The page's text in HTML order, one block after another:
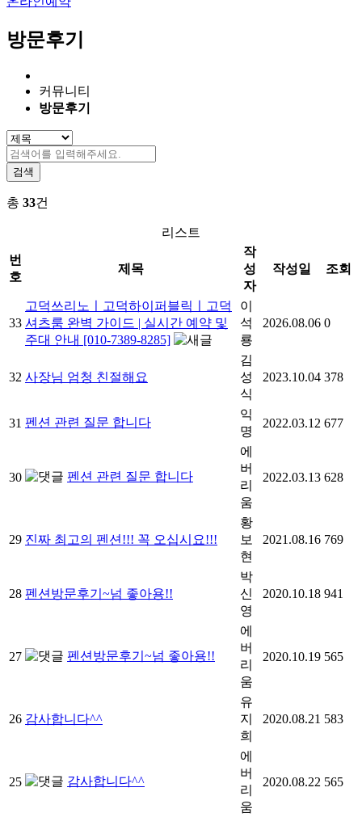
방문후기
커뮤니티
방문후기
검색
총 33건
리스트
번
호
제목
작
성
자
작성일 조회
33
고덕쓰리노ㅣ고덕하이퍼블릭ㅣ고덕
셔츠룸 완벽 가이드 | 실시간 예약 및
주대 안내 [010-7389-8285]
이
석
룡
2026.08.06 0
32 사장님 엄청 친절해요
김
성
식
2023.10.04 378
31 펜션 관련 질문 합니다
익
명
2022.03.12 677
30 펜션 관련 질문 합니다
에
버
리
움
2022.03.13 628
29 진짜 최고의 펜션!!! 꼭 오십시요!!!
황
보
현
2021.08.16 769
28 펜션방문후기~넘 좋아용!!
박
신
영
2020.10.18 941
27 펜션방문후기~넘 좋아용!!
에
버
리
움
2020.10.19 565
26 감사합니다^^
유
지
희
2020.08.21 583
25 감사합니다^^
에
버
리
움
2020.08.22 565